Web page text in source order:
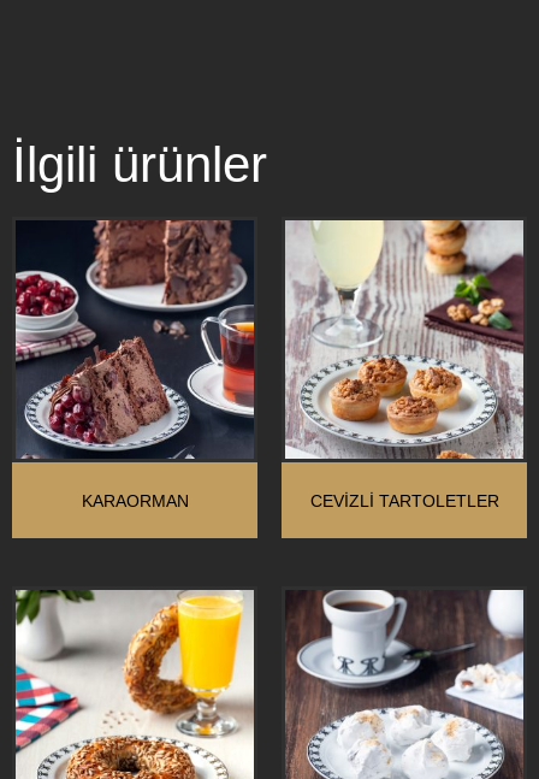
İlgili ürünler
KARAORMAN CEVIZLI TARTOLETLER